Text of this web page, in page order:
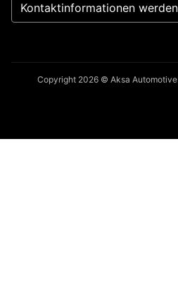
Kontaktinformationen
Copyright 2026 © Aksa